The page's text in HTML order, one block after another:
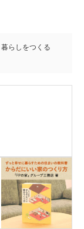
暮らしをつくる